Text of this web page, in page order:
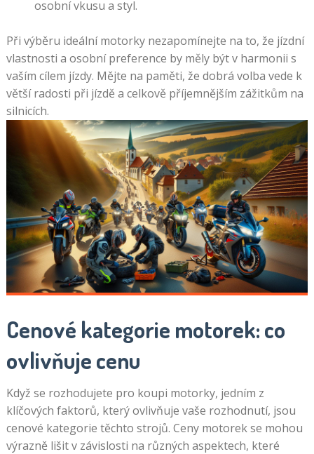
osobní vkusu a styl.
Při výběru ideální motorky nezapomínejte na to, že jízdní
vlastnosti a osobní preference by měly být v harmonii s
vaším cílem jízdy. Mějte na paměti, že dobrá volba vede k
větší radosti při jízdě a celkově příjemnějším zážitkům na
silnicích.
Cenové kategorie motorek: co
ovlivňuje cenu
Když se rozhodujete pro koupi motorky, jedním z
klíčových faktorů, který ovlivňuje vaše rozhodnutí, jsou
cenové kategorie těchto strojů. Ceny motorek se mohou
výrazně lišit v závislosti na různých aspektech, které